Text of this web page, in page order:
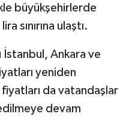
büyükşehirlerde
sınırına ulaştı.
İstanbul, Ankara ve
yeniden
da vatandaşlar
devam